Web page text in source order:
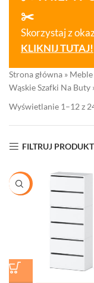
✂️
Skorzystaj z
KLIKNIJ TUTAJ!
Strona główna » Meble
Wąskie Szafki Na Buty
Wyświetlanie 1–12 z
FILTRUJ
-26%